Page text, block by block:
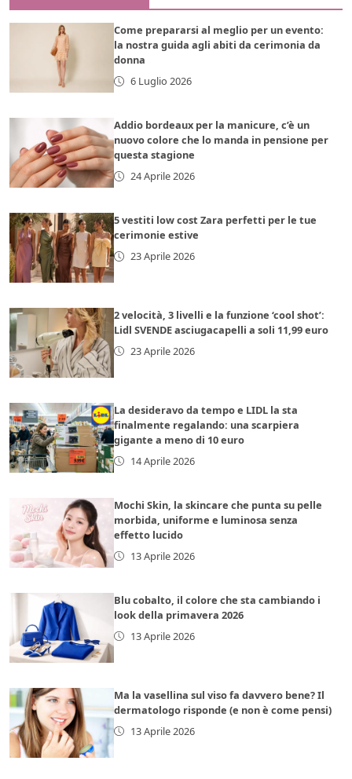
Come prepararsi al meglio per un evento:
la nostra guida agli abiti da cerimonia da
donna
6 Luglio 2026
Addio bordeaux per la manicure, c’è un
nuovo colore che lo manda in pensione per
questa stagione
24 Aprile 2026
5 vestiti low cost Zara perfetti per le tue
cerimonie estive
23 Aprile 2026
2 velocità, 3 livelli e la funzione ‘cool shot’:
Lidl SVENDE asciugacapelli a soli 11,99 euro
23 Aprile 2026
La desideravo da tempo e LIDL la sta
finalmente regalando: una scarpiera
gigante a meno di 10 euro
14 Aprile 2026
Mochi Skin, la skincare che punta su pelle
morbida, uniforme e luminosa senza
effetto lucido
13 Aprile 2026
Blu cobalto, il colore che sta cambiando i
look della primavera 2026
13 Aprile 2026
Ma la vasellina sul viso fa davvero bene? Il
dermatologo risponde (e non è come pensi)
13 Aprile 2026